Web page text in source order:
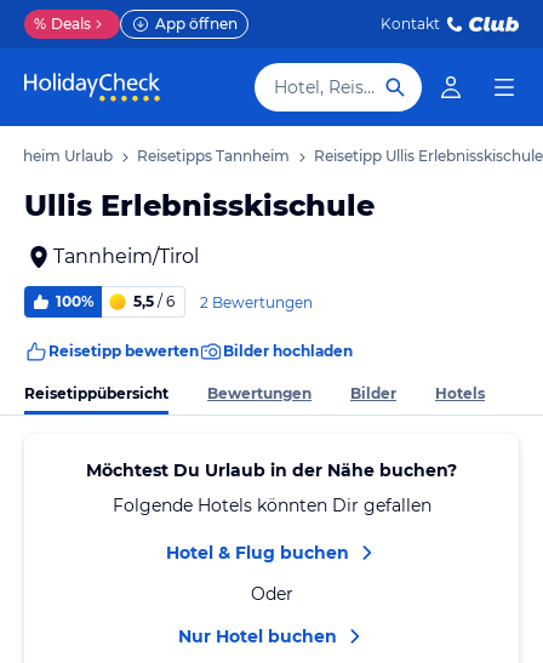
% Deals App öffnen Kontakt
Hotel, Reiseziel
Urlaub Reisetipps Tannheim Reisetipp Ullis Erlebnisskischule
Ullis Erlebnisskischule
Tannheim/Tirol
100% 5,5 / 6 2 Bewertungen
Reisetipp bewerten Bilder hochladen
Reisetippübersicht Bewertungen Bilder Hotels
Möchtest Du Urlaub in der Nähe buchen?
Folgende Hotels könnten Dir gefallen
Hotel & Flug buchen
Oder
Nur Hotel buchen